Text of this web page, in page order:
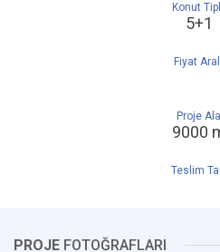
Konut
5+1
Fiyat
Proje
9000
Teslim
PROJE FOTOĞRAFLARI